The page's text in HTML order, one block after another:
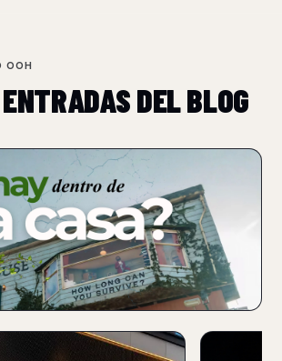
OOH
DEL BLOG
UN BILLBOARD EN UNA CASA
THE LAST HOUSE
un billboard sobre Sunset Boulevard en
con un performer atrapado.